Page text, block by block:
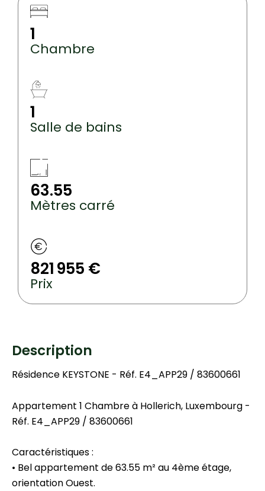
1
Chambre
1
Salle de bains
63.55
Mètres carré
821 955 €
Prix
Description
Résidence KEYSTONE - Réf. E4_APP29 / 83600661
Appartement 1 Chambre à Hollerich, Luxembourg -
Réf. E4_APP29 / 83600661
Caractéristiques :
• Bel appartement de 63.55 m² au 4ème étage,
orientation Ouest.